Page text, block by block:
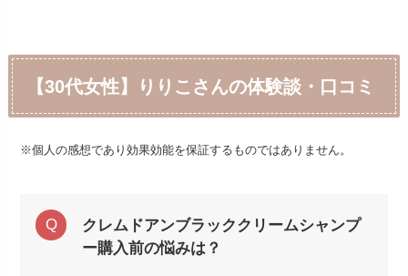
【30代女性】りりこさんの体験談・口コミ
※個人の感想であり効果効能を保証するものではありません。
クレムドアンブラッククリームシャンプ
ー購入前の悩みは？